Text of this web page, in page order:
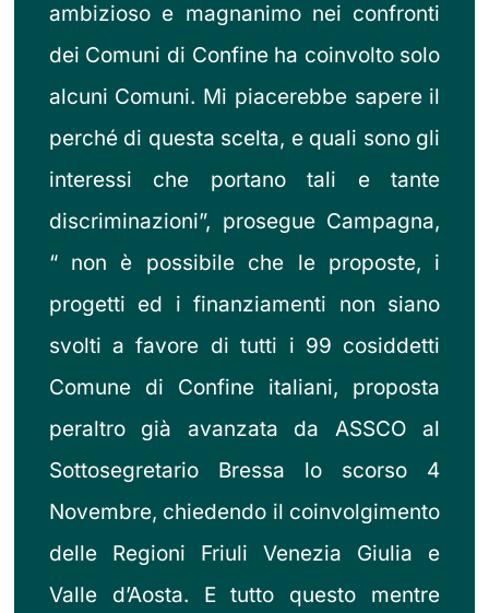
ambizioso e magnanimo nei confronti
dei Comuni di Confine ha coinvolto solo
alcuni Comuni. Mi piacerebbe sapere il
perché di questa scelta, e quali sono gli
interessi che portano tali e tante
discriminazioni”, prosegue Campagna,
“ non è possibile che le proposte, i
progetti ed i finanziamenti non siano
svolti a favore di tutti i 99 cosiddetti
Comune di Confine italiani, proposta
peraltro già avanzata da ASSCO al
Sottosegretario Bressa lo scorso 4
Novembre, chiedendo il coinvolgimento
delle Regioni Friuli Venezia Giulia e
Valle d’Aosta. E tutto questo mentre